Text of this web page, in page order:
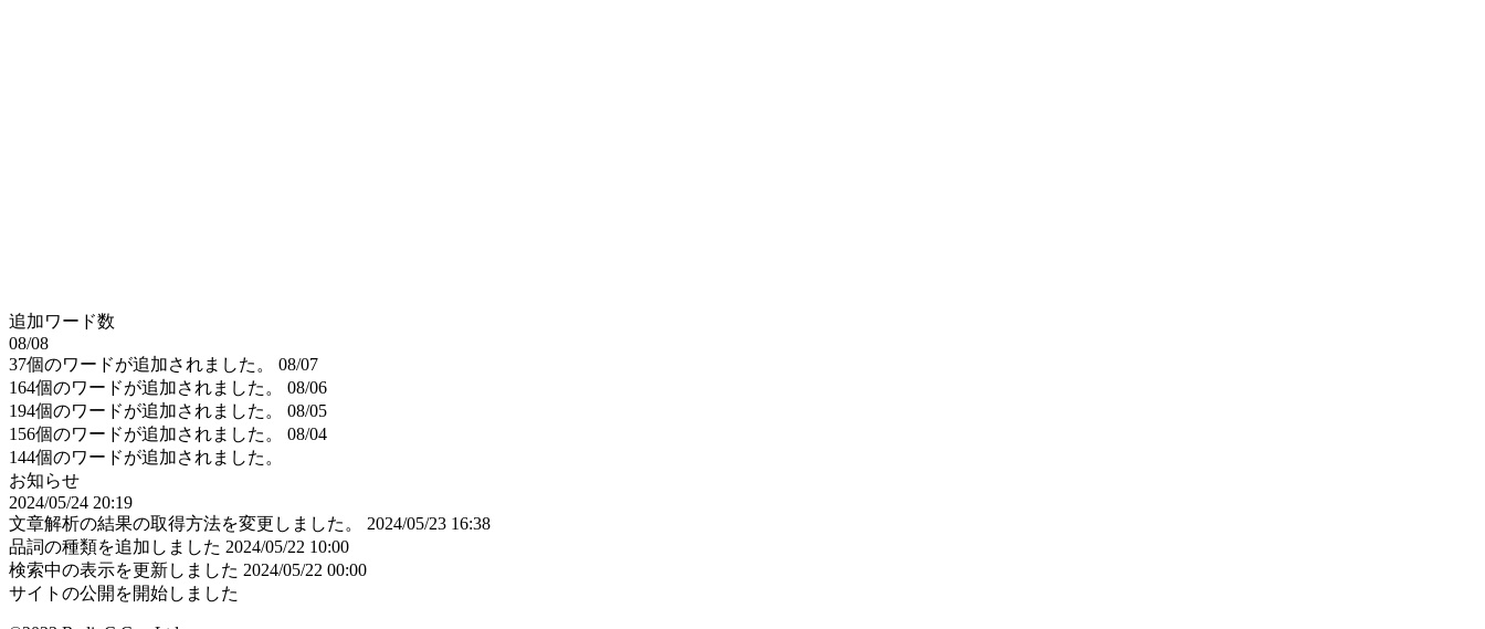
追加ワード数
08/08
37個のワードが追加されました。
08/07
164個のワードが追加されました。
08/06
194個のワードが追加されました。
08/05
156個のワードが追加されました。
08/04
144個のワードが追加されました。
お知らせ
2024/05/24 20:19
文章解析の結果の取得方法を変更しました。
2024/05/23 16:38
品詞の種類を追加しました 2024/05/22 10:00
検索中の表示を更新しました 2024/05/22 00:00
サイトの公開を開始しました